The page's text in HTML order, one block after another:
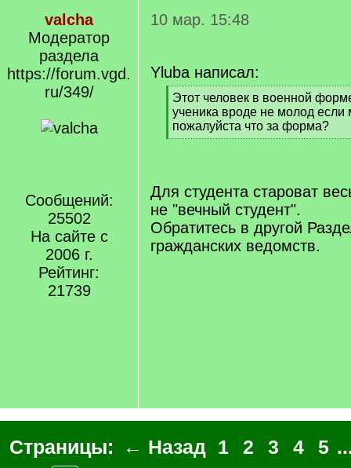
valcha
Модератор
раздела
https://forum.vgd.
ru/349/
Сообщений:
25502
На сайте с
2006 г.
Рейтинг:
21739
10 мар. 15:48
Yluba написал:
[
q
]
Этот человек в военной
ученика вроде не молод если
пожалуйста что за форма?
[
Для студента староват
не "вечный студент".
Обратитесь в другой
гражданских ведомств.
Страницы: ← Назад 1 2 3 4 5